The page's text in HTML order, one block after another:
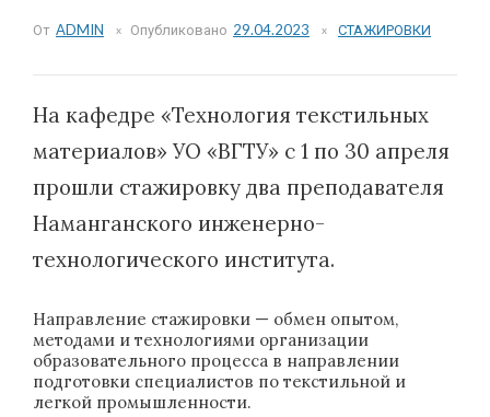
От ADMIN Опубликовано 29.04.2023 СТАЖИРОВКИ
На кафедре «Технология текстильных
материалов» УО «ВГТУ» с 1 по 30 апреля
прошли стажировку два преподавателя
Наманганского инженерно-
технологического института.
Направление стажировки — обмен опытом,
методами и технологиями организации
образовательного процесса в направлении
подготовки специалистов по текстильной и
легкой промышленности.